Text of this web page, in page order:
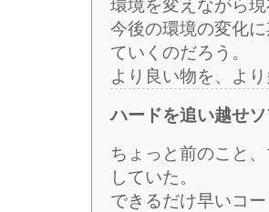
環境を変えながら
今後の環境の変化
ていくのだろう。
より良い物を、より
ハードを追い越せ
ちょっと前のこと
していた。
できるだけ早いコ